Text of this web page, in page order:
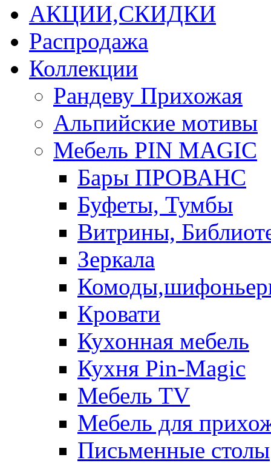
АКЦИИ,СКИДКИ
Распродажа
Коллекции
Рандеву Прихожая
Альпийские мотивы
Мебель PIN MAGIС
Бары ПРОВАНС
Буфеты, Тумбы
Витрины,
Зеркала
Кровати
Кухонная мебель
Кухня Pin-Magic
Мебель TV
Мебель для
Письменные столы